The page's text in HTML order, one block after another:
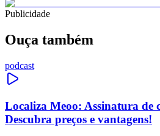
Publicidade
Ouça também
podcast
Localiza Meoo: Assinatura de
Descubra preços e vantagens!